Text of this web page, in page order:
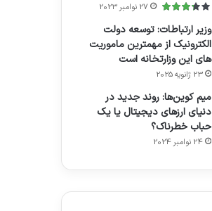
27 نوامبر 2023
وزیر ارتباطات: توسعه دولت
الکترونیک از مهمترین ماموریت
های این وزارتخانه است
23 ژانویه 2025
میم کوین‌ها: روند جدید در
دنیای ارزهای دیجیتال یا یک
حباب خطرناک؟
24 نوامبر 2024